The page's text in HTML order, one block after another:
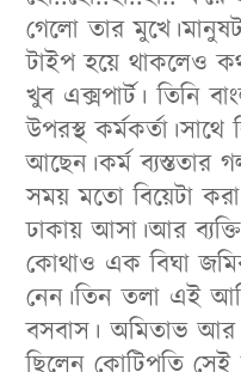
গেলো তার
টাইপ হয়ে থাকলেও
খুব এক্সপার্ট। তিনি
উপরস্থ
আছেন।কর্ম ব্যস্ততার
সময় মতো বিয়েটা
ঢাকায় আসা।আর
কোথাও এক বিঘা
নেন।তিন তলা এই
বসবাস। অমিতাভ আর